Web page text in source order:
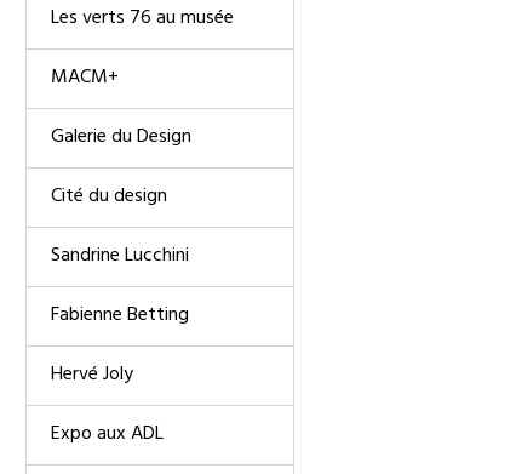
Les verts 76 au musée
MACM+
Galerie du Design
Cité du design
Sandrine Lucchini
Fabienne Betting
Hervé Joly
Expo aux ADL